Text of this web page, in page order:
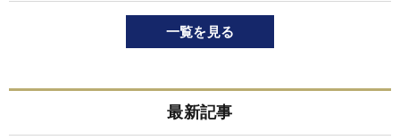
一覧を見る
最新記事